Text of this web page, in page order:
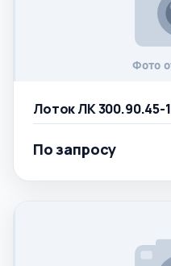
Лоток ЛК 300.90.45-1
По запросу